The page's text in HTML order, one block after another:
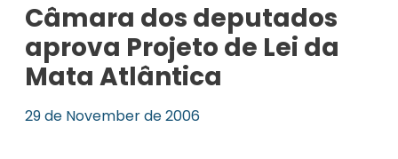
Câmara dos deputados
aprova Projeto de Lei da
Mata Atlântica
29 de November de 2006